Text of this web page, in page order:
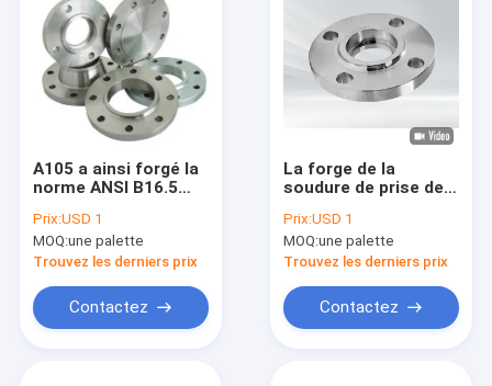
A105 a ainsi forgé la
norme ANSI B16.5
150lb - 600lb/Sq.In de
brides
Prix:USD 1
MOQ:une palette
Trouvez les derniers prix
Contactez
La forge de la
soudure de prise de
bride Class150 DN25
Prix:USD 1
MOQ:une palette
Trouvez les derniers prix
Contactez